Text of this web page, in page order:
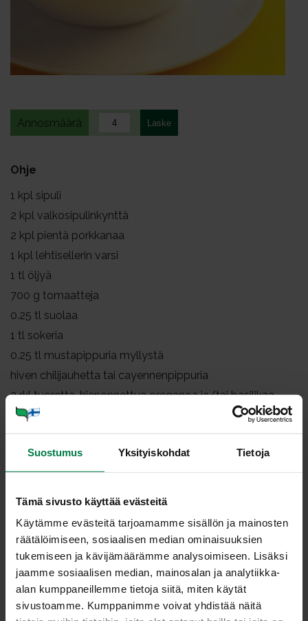
Suostumus Yksityiskohdat Tietoja
Tämä sivusto käyttää evästeitä
Käytämme evästeitä tarjoamamme sisällön ja mainosten
räätälöimiseen, sosiaalisen median ominaisuuksien
tukemiseen ja kävijämäärämme analysoimiseen. Lisäksi
jaamme sosiaalisen median, mainosalan ja analytiikka-
alan kumppaneillemme tietoja siitä, miten käytät
sivustoamme. Kumppanimme voivat yhdistää näitä
Annosmäärä
Ohje
1 kpl sipuli
2 kpl valkosipulinkynttä
2 kpl pientä porkkanaa
1 kpl lehtisellerin varsi
1 tl öljyä
700 g tomaatteja
0.25 tl suolaa
1 tl sokeria
0.25 tl mustapippuria myllystä
hiven chilijauhetta tai cayennenpippuria
2rkl tuoretta, hienonnettua oreganoa ja/tai basilikaa
Kuori ja hienonna sipuli ja valkosipulinkynnet. Kuori ja
viipaloi porkkanat. Hienonna varsiselleri. Poista
porkkanaa ja lehtiselleriä muutama minuutti. Lisää
tomaatit, suola, sokeri ja pippuri sekä ripaus chiliä tai
cayennea.
Anna kastikkeen hautua keskilämmöllä noin 20
minuuttia. Nosta pois liedeltä.
Mausta oreganolla tai basilikalla ja ohenna tarvittaessa
vedellä. Voit pyöräyttää muutaman kerran